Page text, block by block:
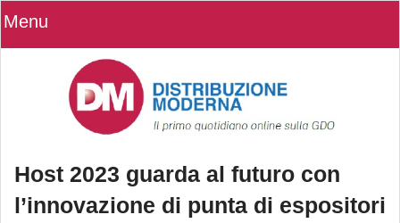
Menu
Host 2023 guarda al futuro con
l’innovazione di punta di espositori